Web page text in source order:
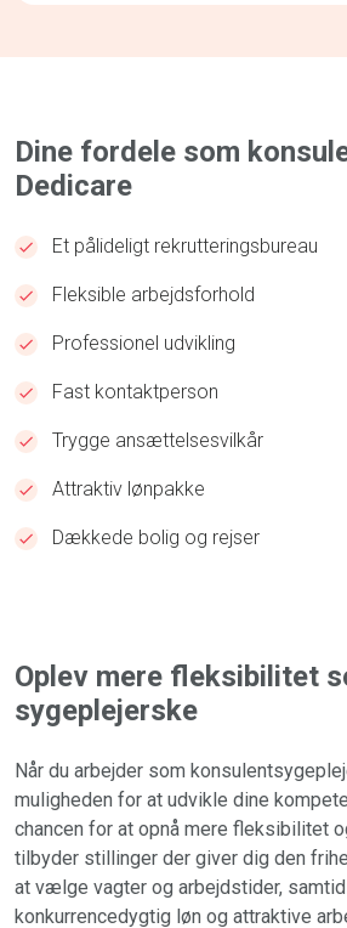
Dine fordele som
Dedicare
Et pålideligt rekrutteringsbureau
Fleksible arbejdsforhold
Professionel udvikling
Fast kontaktperson
Trygge ansættelsesvilkår
Attraktiv lønpakke
Dækkede bolig og rejser
Oplev mere fleksibilitet
sygeplejerske
Når du arbejder som
muligheden for at udvikle dine
chancen for at opnå mere fleksibilitet
tilbyder stillinger der giver dig den
at vælge vagter og arbejdstider,
konkurrencedygtig løn og attraktive